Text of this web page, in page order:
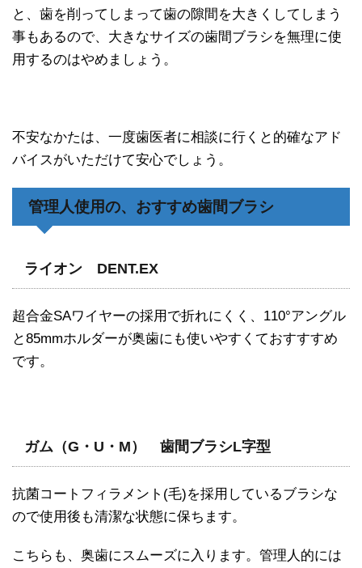
と、歯を削ってしまって歯の隙間を大きくしてしまう
事もあるので、大きなサイズの歯間ブラシを無理に使
用するのはやめましょう。
不安なかたは、一度歯医者に相談に行くと的確なアド
バイスがいただけて安心でしょう。
管理人使用の、おすすめ歯間ブラシ
ライオン DENT.EX
超合金SAワイヤーの採用で折れにくく、110°アングル
と85mmホルダーが奥歯にも使いやすくておすすすめ
です。
ガム（G・U・M） 歯間ブラシL字型
抗菌コートフィラメント(毛)を採用しているブラシな
ので使用後も清潔な状態に保ちます。
こちらも、奥歯にスムーズに入ります。管理人的には